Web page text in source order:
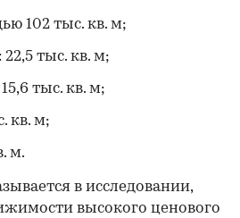
102 тыс. кв. м;
22,5 тыс. кв. м;
тыс. кв. м;
кв. м;
м.
в исследовании,
высокого ценового